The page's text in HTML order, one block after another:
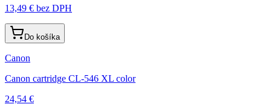
13,49 € bez DPH
Do košíka
Canon
Canon cartridge CL-546 XL color
24,54 €